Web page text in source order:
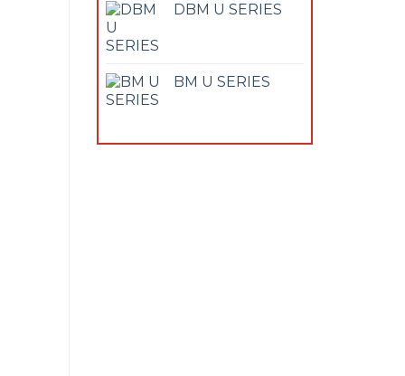
DBM U SERIES
BM U SERIES